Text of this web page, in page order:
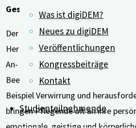
Was ist digiDEM?
Neues zu digiDEM
Veröffentlichungen
Kongressbeiträge
Kontakt
Studienteilnehmende
Gestresste Pflegende
Der Pflegende ist nicht nur mit
Herausforderungen wie etwa dem
An- und Auskleiden konfrontiert.
Beeinträchtigungen des Menschen
Beispiel Verwirrung und
bringen Pflegende oft an ihre